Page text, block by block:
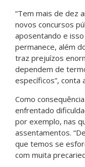
“Tem mais de dez
novos concursos
aposentando e
permanece, além
traz prejuízos
dependem de
específicos”, conta
Como
enfrentado
por exemplo, nas
assentamentos.
que temos se
com muita